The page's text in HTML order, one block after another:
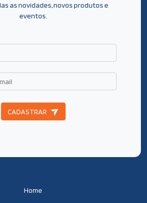
as novidades, novos produtos e
eventos.
CADASTRAR
Home